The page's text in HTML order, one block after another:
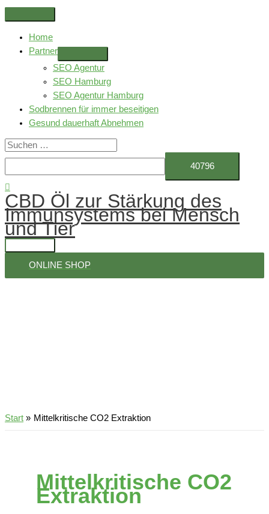
Zum
Inhalt
springen
Above
Header
Home
Partner
SEO Agentur
SEO Hamburg
SEO Agentur Hamburg
Sodbrennen für immer beseitigen
Gesund dauerhaft Abnehmen
Suchen
nach:
CBD Öl zur Stärkung des
Immunsystems bei Mensch
und Tier
Hauptmenü
ONLINE SHOP
Start Mittelkritische CO2 Extraktion
Mittelkritische CO2
Extraktion